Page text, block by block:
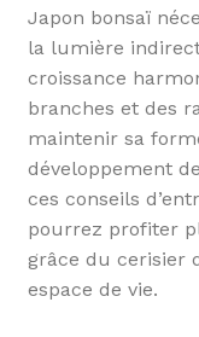
Japon bonsaï
la lumière
croissance
branches et des
maintenir sa
développement
ces conseils
pourrez profiter
grâce du cerisier
espace de vie.